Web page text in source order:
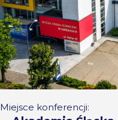
Miejsce konferencji: